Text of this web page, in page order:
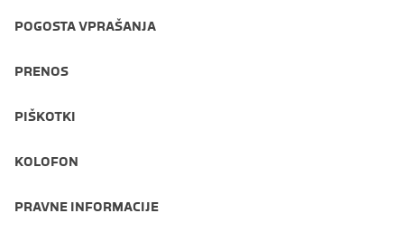
POGOSTA VPRAŠANJA
PRENOS
PIŠKOTKI
KOLOFON
PRAVNE INFORMACIJE